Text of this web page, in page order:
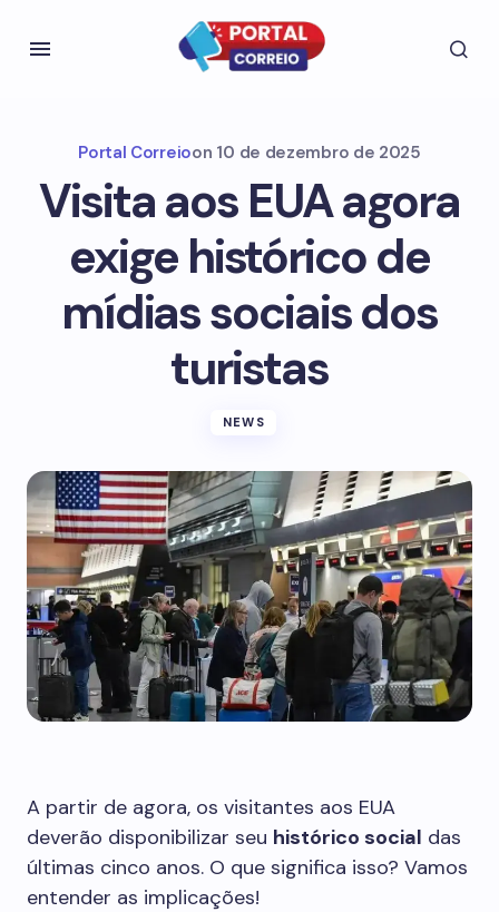
Portal Correioon 10 de dezembro de 2025
Visita aos EUA agora
exige histórico de
mídias sociais dos
turistas
NEWS
A partir de agora, os visitantes aos EUA
deverão disponibilizar seu histórico social das
últimas cinco anos. O que significa isso? Vamos
entender as implicações!